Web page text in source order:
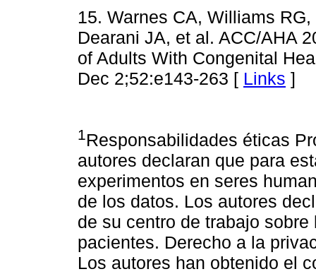
15. Warnes CA, Williams
Dearani JA, et al. ACC/AHA
of Adults With Congenital
Dec 2;52:e143-263 [ Links ]
1Responsabilidades éticas
autores declaran que para
experimentos en seres
de los datos. Los autores
de su centro de trabajo
pacientes. Derecho a la
Los autores han obtenido el